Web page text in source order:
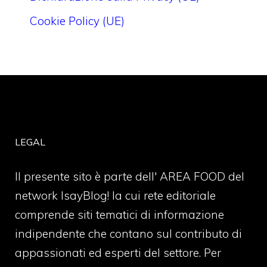
Cookie Policy (UE)
LEGAL
Il presente sito è parte dell' AREA FOOD del
network IsayBlog! la cui rete editoriale
comprende siti tematici di informazione
indipendente che contano sul contributo di
appassionati ed esperti del settore. Per